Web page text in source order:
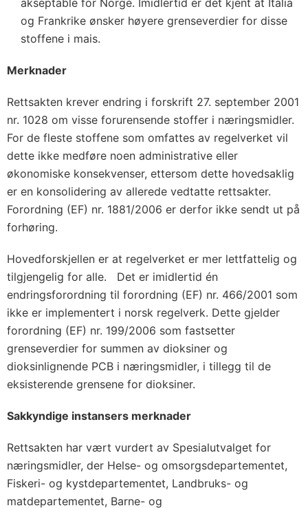
akseptable for Norge. Imidlertid er det kjent at Italia
og Frankrike ønsker høyere grenseverdier for disse
stoffene i mais.
Merknader
Rettsakten krever endring i forskrift 27. september 2001
nr. 1028 om visse forurensende stoffer i næringsmidler.
For de fleste stoffene som omfattes av regelverket vil
dette ikke medføre noen administrative eller
økonomiske konsekvenser, ettersom dette hovedsaklig
er en konsolidering av allerede vedtatte rettsakter.
Forordning (EF) nr. 1881/2006 er derfor ikke sendt ut på
forhøring.
Hovedforskjellen er at regelverket er mer lettfattelig og
tilgjengelig for alle. Det er imidlertid én
endringsforordning til forordning (EF) nr. 466/2001 som
ikke er implementert i norsk regelverk. Dette gjelder
forordning (EF) nr. 199/2006 som fastsetter
grenseverdier for summen av dioksiner og
dioksinlignende PCB i næringsmidler, i tillegg til de
eksisterende grensene for dioksiner.
Sakkyndige instansers merknader
Rettsakten har vært vurdert av Spesialutvalget for
næringsmidler, der Helse- og omsorgsdepartementet,
Fiskeri- og kystdepartementet, Landbruks- og
matdepartementet, Barne- og